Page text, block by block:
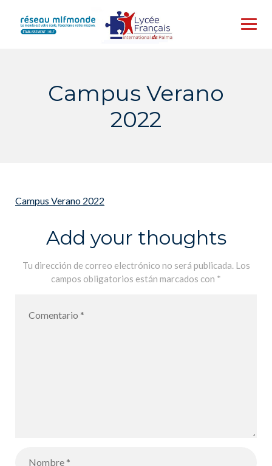
content
Campus Verano
2022
Campus Verano 2022
Add your thoughts
Tu dirección de correo electrónico no será publicada. Los
campos obligatorios están marcados con *